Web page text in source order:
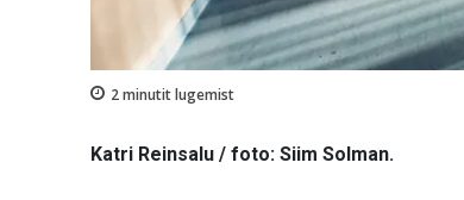
2minutit lugemist
Katri Reinsalu / foto: Siim Solman.